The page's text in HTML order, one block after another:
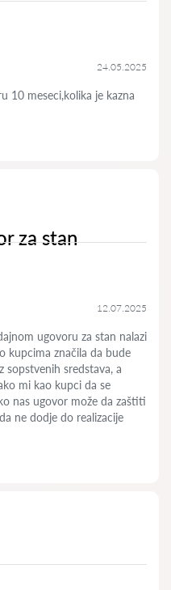
24.05.2025
10 meseci,kolika je kazna
za stan
12.07.2025
ugovoru za stan nalazi
kupcima značila da bude
sopstvenih sredstava, a
mi kao kupci da se
nas ugovor može da zaštiti
ne dodje do realizacije